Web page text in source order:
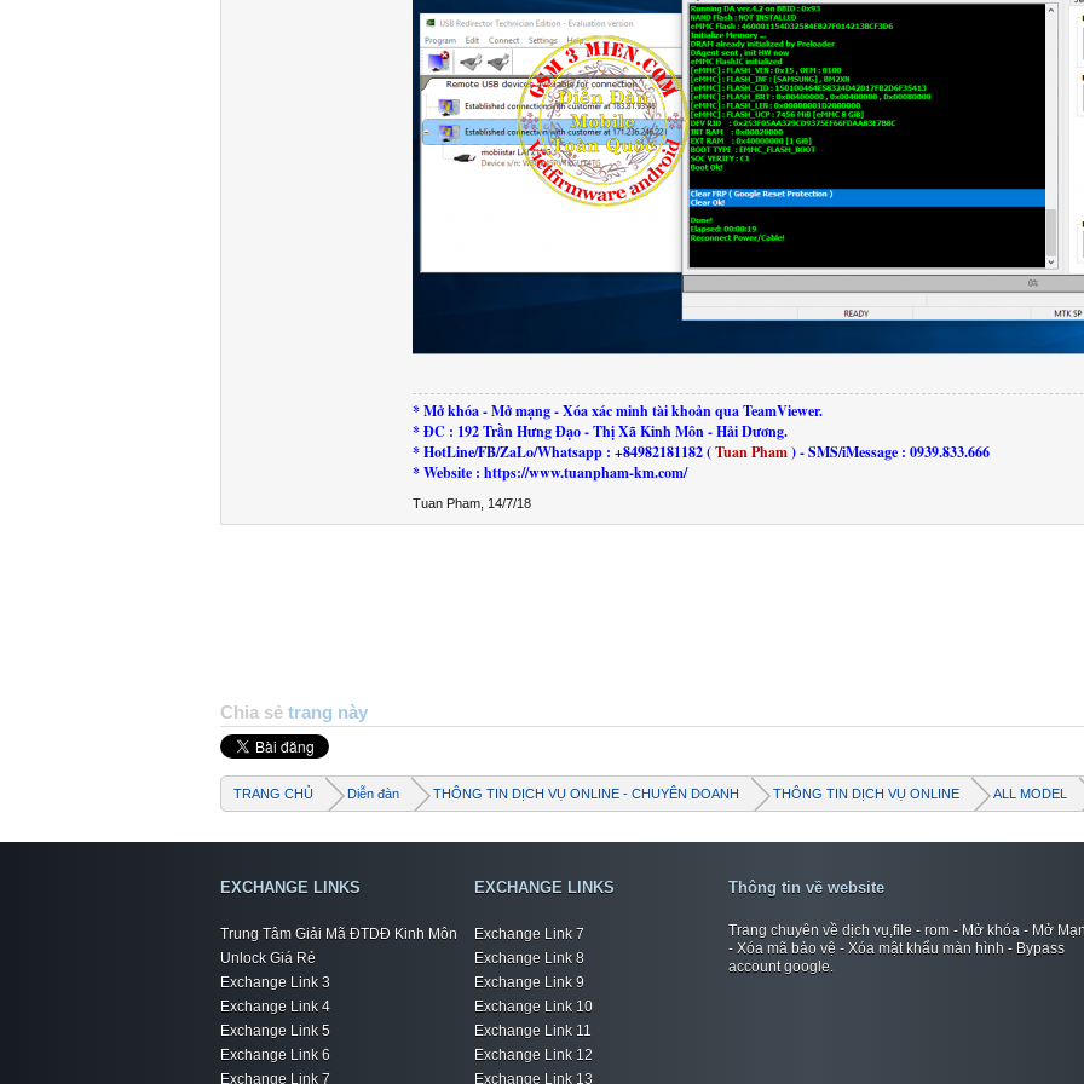
* Mở khóa - Mở mạng - Xóa xác minh tài khoản qua TeamViewer.
* ĐC : 192 Trần Hưng Đạo - Thị Xã Kinh Môn - Hải Dương.
* HotLine/FB/ZaLo/Whatsapp : +84982181182 (Tuan Pham) - SMS/iMessage : 0939.833.666
* Website : https://www.tuanpham-km.com/
Tuan Pham 14/7/18
Chia sẻ trang này
TRANG CHỦ Diễn đàn THÔNG TIN DỊCH VỤ ONLINE - CHUYÊN DOANH THÔNG TIN DỊCH VỤ ONLINE ALL MODEL
EXCHANGE LINKS
Trung Tâm Giải Mã ĐTDĐ Kinh Môn
Unlock Giá Rẻ
Exchange Link 3
Exchange Link 4
Exchange Link 5
Exchange Link 6
Exchange Link 7
EXCHANGE LINKS
Exchange Link 7
Exchange Link 8
Exchange Link 9
Exchange Link 10
Exchange Link 11
Exchange Link 12
Exchange Link 13
Thông tin về website
Trang chuyên về dịch vụ,file - rom - Mở khóa - Mở
- Xóa mã bảo vệ - Xóa mật khẩu màn hình - Bypass
account google.